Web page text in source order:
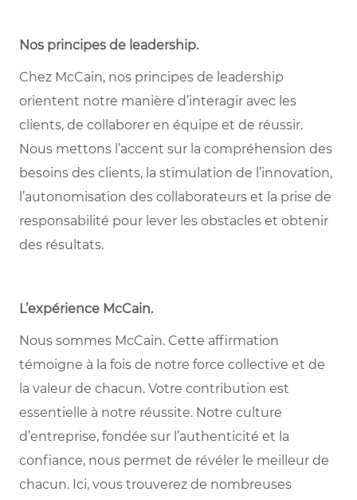
Nos principes de leadership.
Chez McCain, nos principes de leadership
orientent notre manière d’interagir avec les
clients, de collaborer en équipe et de réussir.
Nous mettons l’accent sur la compréhension des
besoins des clients, la stimulation de l’innovation,
l’autonomisation des collaborateurs et la prise de
responsabilité pour lever les obstacles et obtenir
des résultats.
L’expérience McCain.
Nous sommes McCain. Cette affirmation
témoigne à la fois de notre force collective et de
la valeur de chacun. Votre contribution est
essentielle à notre réussite. Notre culture
d’entreprise, fondée sur l’authenticité et la
confiance, nous permet de révéler le meilleur de
chacun. Ici, vous trouverez de nombreuses